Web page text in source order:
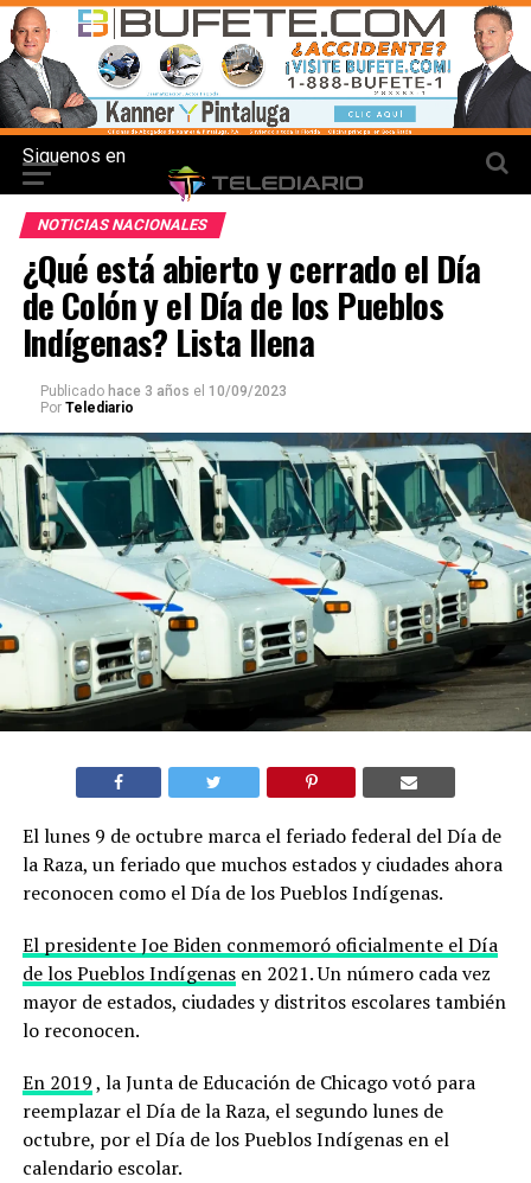
Siguenos en
NOTICIAS NACIONALES
¿Qué está abierto y cerrado el Día
de Colón y el Día de los Pueblos
Indígenas? Lista llena
Publicado hace 3 años el 10/09/2023
Por Telediario
El lunes 9 de octubre marca el feriado federal del Día de
la Raza, un feriado que muchos estados y ciudades ahora
reconocen como el Día de los Pueblos Indígenas.
El presidente Joe Biden conmemoró oficialmente el Día
de los Pueblos Indígenasen 2021. Un número cada vez
mayor de estados, ciudades y distritos escolares también
lo reconocen.
En 2019, la Junta de Educación de Chicago votó para
reemplazar el Día de la Raza, el segundo lunes de
octubre, por el Día de los Pueblos Indígenas en el
calendario escolar.